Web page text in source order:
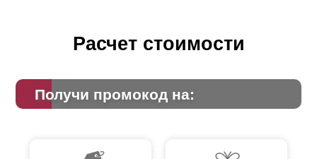
Расчет стоимости
Получи промокод на: